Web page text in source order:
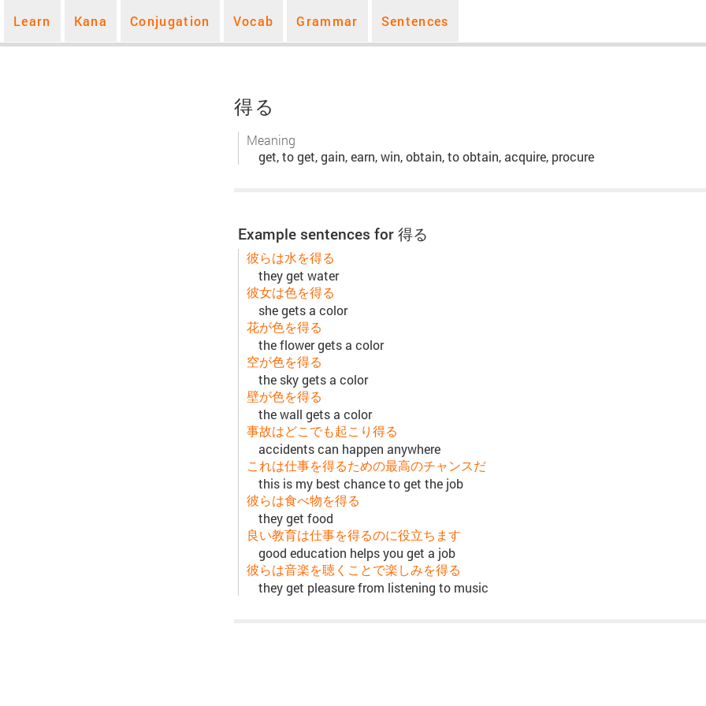
Learn Kana Conjugation Vocab Grammar Sentences
得る
Meaning
get, to get, gain, earn, win, obtain, to obtain, acquire, procure
Example sentences for 得る
彼らは水を得る
they get water
彼女は色を得る
she gets a color
花が色を得る
the flower gets a color
空が色を得る
the sky gets a color
壁が色を得る
the wall gets a color
事故はどこでも起こり得る
accidents can happen anywhere
これは仕事を得るための最高のチャンスだ
this is my best chance to get the job
彼らは食べ物を得る
they get food
良い教育は仕事を得るのに役立ちます
good education helps you get a job
彼らは音楽を聴くことで楽しみを得る
they get pleasure from listening to music